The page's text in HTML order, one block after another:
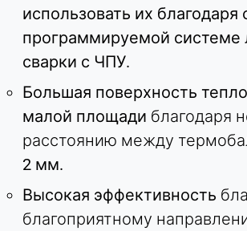
использовать их благодаря
программируемой системе
сварки с ЧПУ.
Большая поверхность
малой площади благодаря
расстоянию между
2 мм.
Высокая эффективность
благоприятному